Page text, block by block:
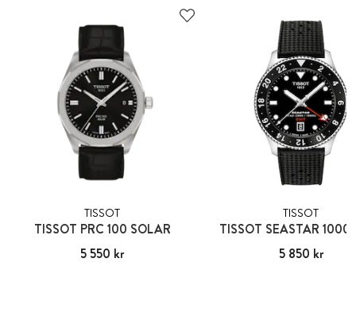
TISSOT
TISSOT PRC 100 SOLAR
Pris :5 550 kr
5 550 kr
TISSOT
TISSOT SEASTAR
Pris :5 850 kr
5 850 kr